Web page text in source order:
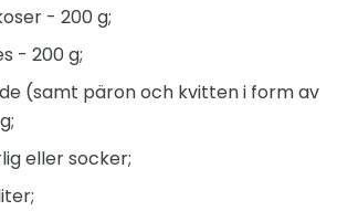
- 200 g;
- 200 g;
(samt päron och kvitten i form av
eller socker;